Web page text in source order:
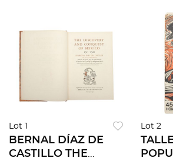
Lot 1
BERNAL DÍAZ DE
CASTILLO THE
Lot 2